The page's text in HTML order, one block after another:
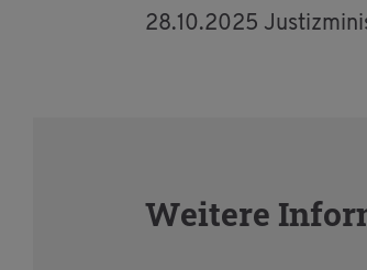
28.10.2025
Wei­te­re